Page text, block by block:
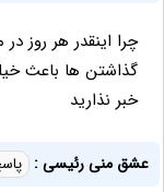
چرا اینقدر هر روز
گذاشتن ها باعث
خبر نذارید
عشق منی رئیسی :